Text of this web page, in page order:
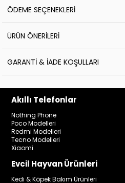
ÖDEME SEÇENEKLERI
ÜRÜN ÖNERILERI
GARANTI & İADE KOŞULLARI
Akıllı Telefonlar
Nothing Phone
Poco Modelleri
Redmi Modelleri
Tecno Modelleri
Xiaomi
Evcil Hayvan Ürünleri
Kedi & Köpek Bakım Ürünleri